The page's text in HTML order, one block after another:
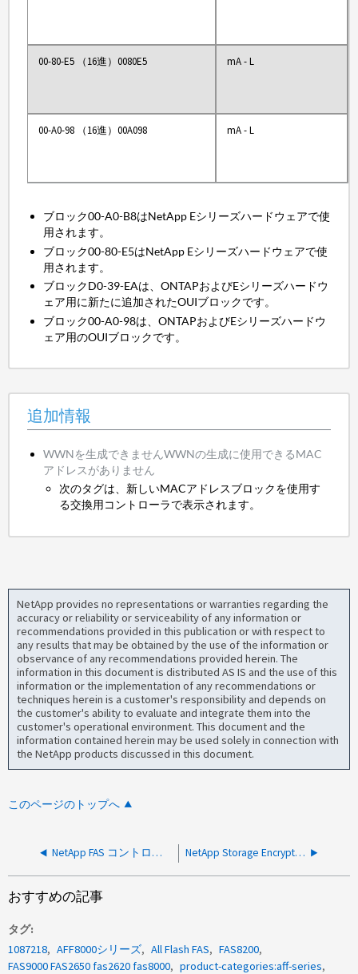
00-80-E5 （16進）0080E5 mA - L
00-A0-98 （16進）00A098 mA - L
ブロック00-A0-B8はNetApp Eシリーズハードウェアで使
用されます。
ブロック00-80-E5はNetApp Eシリーズハードウェアで使
用されます。
ブロックD0-39-EAは、ONTAPおよびEシリーズハードウ
ェア用に新たに追加されたOUIブロックです。
ブロック00-A0-98は、ONTAPおよびEシリーズハードウ
ェア用のOUIブロックです。
追加情報
WWNを生成できませんWWNの生成に使用できるMAC
アドレスがありません
次のタグは、新しいMACアドレスブロックを使用す
る交換用コントローラで表示されます。
NetApp provides no representations or warranties regarding the
accuracy or reliability or serviceability of any information or
recommendations provided in this publication or with respect to
any results that may be obtained by the use of the information or
observance of any recommendations provided herein. The
information in this document is distributed AS IS and the use of this
information or the implementation of any recommendations or
techniques herein is a customer's responsibility and depends on
the customer's ability to evaluate and integrate them into the
customer's operational environment. This document and the
information contained herein may be used solely in connection with
the NetApp products discussed in this document.
このページのトップへ
NetApp FAS コントローラのシャットダウンで複数のシャーシファンで障害が発生した場合の警告ですが、シャーシのファンFRUが1つしか表示されません NetApp Storage Encryptionシステムは、ディスクが1024回の認証試行に失敗した場合、動作不能になることがあります。
おすすめの記事
タグ
1087218
AFF8000シリーズ All Flash FAS
FAS8200
FAS9000 FAS2650 fas2620 fas8000
product-categories:aff-series